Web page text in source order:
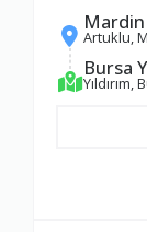
Artuklu,
Bursa
Yıldırım,